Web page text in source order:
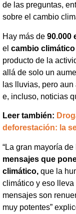
de las preguntas,
sobre el cambio
Hay más de 90.000
el cambio climático
producto de la
allá de solo un
las lluvias, pero
e, incluso, noticias
Leer también:
deforestación: la
“La gran mayoría de
mensajes que
climático, que la
climático y eso
mensajes son
muy potentes”